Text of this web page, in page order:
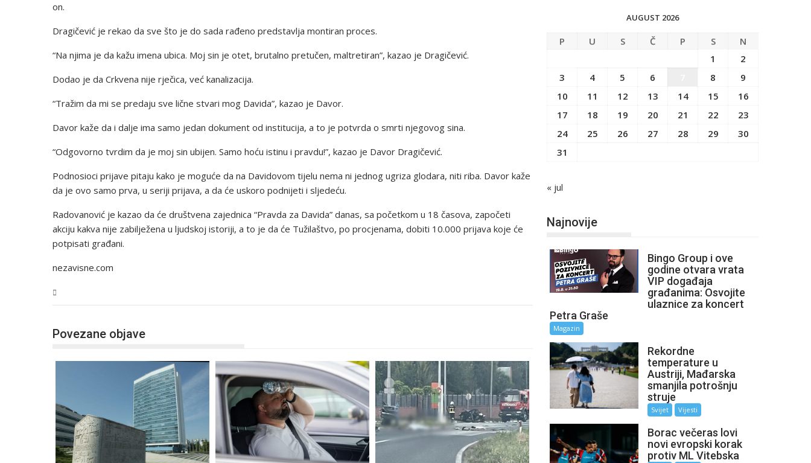
on.
Dragičević je rekao da sve što je do sada rađeno predstavlja montiran proces.
“Na njima je da kažu imena ubica. Moj sin je otet, brutalno pretučen, maltretiran”, kazao je Dragičević.
Dodao je da Crkvena nije rječica, već kanalizacija.
“Tražim da mi se predaju sve lične stvari mog Davida”, kazao je Davor.
Davor kaže da i dalje ima samo jedan dokument od institucija, a to je potvrda o smrti njegovog sina.
“Odgovorno tvrdim da je moj sin ubijen. Samo hoću istinu i pravdu!”, kazao je Davor Dragičević.
Podnosioci prijave pitaju kako je moguće da na Davidovom tijelu nema ni jednog ugriza glodara, niti riba. Davor kaže
da je ovo samo prva, u seriji prijava, a da će uskoro podnijeti i sljedeću.
Radovanović je kazao da će društvena zajednica “Pravda za Davida” danas, sa početkom u 18 časova, započeti
akciju kakva nije zabilježena u ljudskoj istoriji, a to je da će Tužilaštvo, po procjenama, dobiti 10.000 prijava koje će
potpisati građani.
nezavisne.com
Povezane objave
AUGUST 2026
P U S Č P S
N
1
2
3
4 5 6 8
9
10
11 12 13 14 15
16
17
18 19 20 21 22
23
24
25 26 27 28 29
30
31
« jul
Najnovije
Bingo Group i ove
godine otvara vrata
VIP događaja
građanima: Osvojite
ulaznice za koncert
Petra Graše
Magazin
Rekordne
temperature u
Austriji, Mađarska
smanjila potrošnju
struje
Svijet Vijesti
Borac večeras lovi
novi evropski korak
protiv ML Vitebska